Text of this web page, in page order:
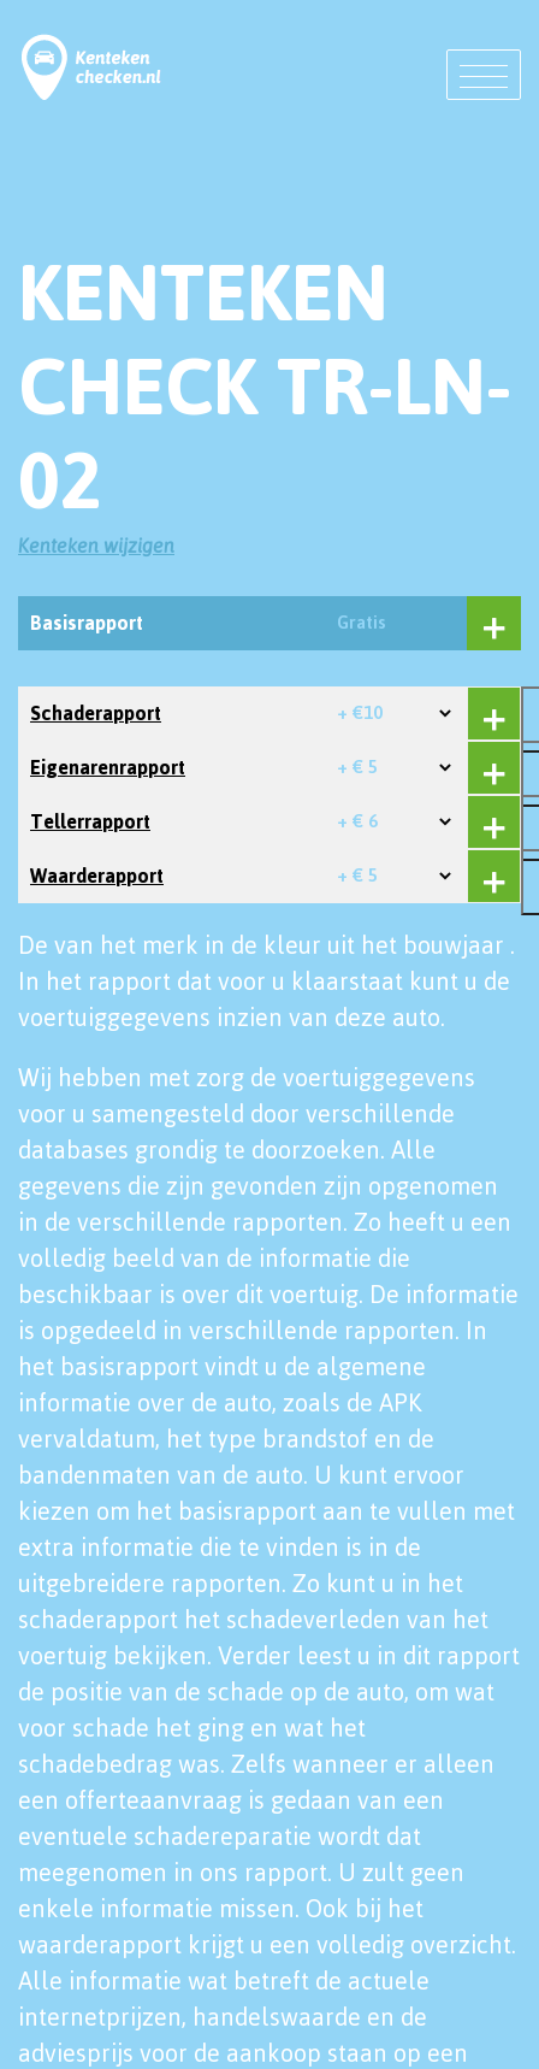
KENTEKEN
CHECK TR-LN-
02
Kenteken wijzigen
Basisrapport Gratis
Schaderapport + €10
Eigenarenrapport + € 5
Tellerrapport + € 6
Waarderapport + € 5
De van het merk in de kleur uit het bouwjaar .
In het rapport dat voor u klaarstaat kunt u de
voertuiggegevens inzien van deze auto.
Wij hebben met zorg de voertuiggegevens
voor u samengesteld door verschillende
databases grondig te doorzoeken. Alle
gegevens die zijn gevonden zijn opgenomen
in de verschillende rapporten. Zo heeft u een
volledig beeld van de informatie die
beschikbaar is over dit voertuig. De informatie
is opgedeeld in verschillende rapporten. In
het basisrapport vindt u de algemene
informatie over de auto, zoals de APK
vervaldatum, het type brandstof en de
bandenmaten van de auto. U kunt ervoor
kiezen om het basisrapport aan te vullen met
extra informatie die te vinden is in de
uitgebreidere rapporten. Zo kunt u in het
schaderapport het schadeverleden van het
voertuig bekijken. Verder leest u in dit rapport
de positie van de schade op de auto, om wat
voor schade het ging en wat het
schadebedrag was. Zelfs wanneer er alleen
een offerteaanvraag is gedaan van een
eventuele schadereparatie wordt dat
meegenomen in ons rapport. U zult geen
enkele informatie missen. Ook bij het
waarderapport krijgt u een volledig overzicht.
Alle informatie wat betreft de actuele
internetprijzen, handelswaarde en de
adviesprijs voor de aankoop staan op een